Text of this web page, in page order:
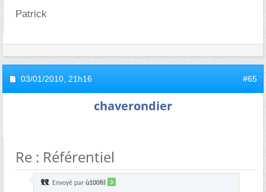
Patrick
03/01/2010, 21h16 #65
chaverondier
Re : Référentiel
Envoyé par ù100fil